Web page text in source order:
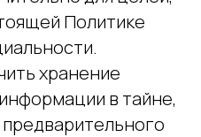
Политике
хранение
в тайне,